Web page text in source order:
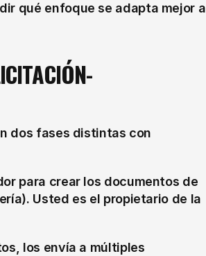
qué enfoque se adapta mejor a
dos fases distintas con
para crear los documentos de
Usted es el propietario de la
los envía a múltiples